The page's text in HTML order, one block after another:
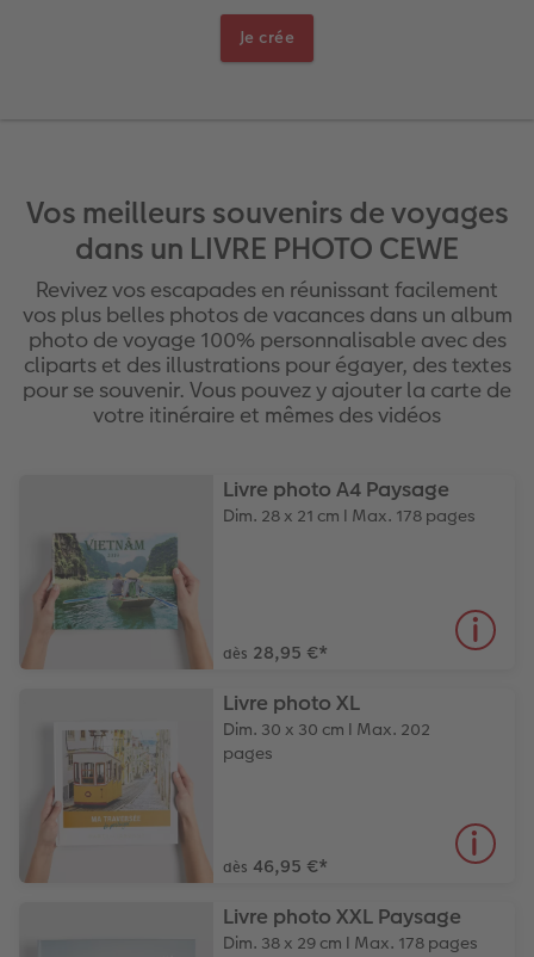
Livre photo Carré
Livre photo A5 Paysage
Album photo souple
Formats d'albums photo
Albums photo thématiques
Tutoriels de création
Poster photo
Agrandissement photo
Boite photo souvenirs
Photos d'identité
Trouver une borne
Impression photo argentique
Photo sous plexi
Photo sur carton mousse
Pêle-mêle photos
Porte-poster en bois
Cadre multi photos
Affiche carte personnalisée
Tirages créatifs
Textiles
Ecole et bureau
Boîte cadeau personnalisée
Boîtes crayons Faber Castell
Cartes de remerciements
Cartes à rabat
Faire-part avec photo détachable
Je crée
Vos meilleurs souvenirs de voyages
dans un LIVRE PHOTO CEWE
Revivez vos escapades en réunissant facilement
vos plus belles photos de vacances dans un album
photo de voyage 100% personnalisable avec des
cliparts et des illustrations pour égayer, des textes
pour se souvenir. Vous pouvez y ajouter la carte de
votre itinéraire et mêmes des vidéos
Livre photo A4 Paysage
Dim. 28 x 21 cm I Max. 178 pages
dès 28,95 €*
Livre photo XL
Dim. 30 x 30 cm I Max. 202
pages
dès 46,95 €*
Livre photo XXL Paysage
Dim. 38 x 29 cm I Max. 178 pages